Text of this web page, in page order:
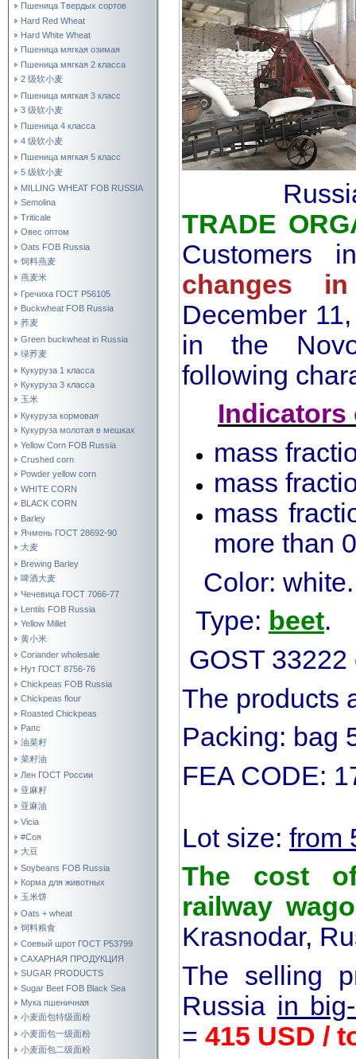
Пшеница Твердых сортов
Hard Red Wheat
Hard White Wheat
Пшеница мягкая озимая
Пшеница мягкая 2 класса
2 级软小麦
Пшеница мягкая 3 класс
3 级软小麦
Пшеница 4 класса
4 级软小麦
Пшеница мягкая 5 класс
5 级软小麦
MILLING WHEAT FOB RUSSIA
Semolina
Triticale
Овес оптом
Oats FOB Russia
饲料燕麦
燕麦米
Гречиха ГОСТ Р56105
Buckwheat FOB Russia
荞麦
Green buckwheat in Russia
绿荞麦
Кукуруза 1 класса
Кукуруза 3 класса
玉米
Кукуруза кормовая
Кукуруза молотая в мешках
Yellow Corn FOB Russia
Crushed corn
Powder yellow corn
WHITE CORN
BLACK CORN
Barley
Ячмень ГОСТ 28692-90
大麦
Brewing Barley
啤酒大麦
Чечевица ГОСТ 7066-77
Lentils FOB Russia
Yellow Millet
黄小米
Coriander wholesale
Нут ГОСТ 8756-76
Chickpeas FOB Russia
Chickpeas flour
Roasted Chickpeas
Рапс
油菜籽
菜籽油
Лен ГОСТ России
亚麻籽
亚麻油
Vicia
#Соя
大豆
Soybeans FOB Russia
Корма для животных
玉米饼
Oats + wheat
饲料粮食
Соевый шрот ГОСТ Р53799
САХАРНАЯ ПРОДУКЦИЯ
SUGAR PRODUCTS
Sugar Beet FOB Black Sea
Мука пшеничная
小麦面包特级面粉
小麦面包一级面粉
小麦面包二级面粉
TRADE
Customers
changes
December
in the
following
Indicators
mass
mass
mass
more than
Color: white.
Type: beet.
GOST
The products
Packing: bag
FEA CODE:
Lot size: from
The cost
railway
Krasnodar,
The selling
Russia in
= 415 USD /